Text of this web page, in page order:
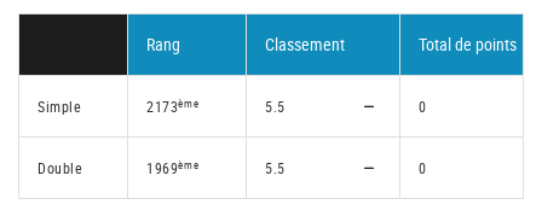
Rang Classement Total de points
Simple 2173ème 5.5 0
Double 1969ème 5.5 0